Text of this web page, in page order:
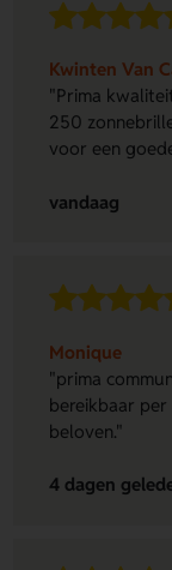
Kwinten Van
"Prima
250
voor een
vandaag
Monique
"prima
bereikbaar per
beloven."
4 dagen